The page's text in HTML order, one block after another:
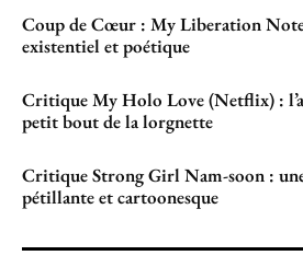
Coup de Cœur : My Liberation
existentiel et poétique
Critique My Holo Love (Netflix) :
petit bout de la lorgnette
Critique Strong Girl Nam-soon :
pétillante et cartoonesque